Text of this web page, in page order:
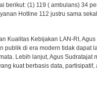
berikut: (1) 119 ( ambulans) 34
Hotline 112 justru sama
Kualitas Kebijakan LAN-RI,
publik di era modern tidak dapat
Lebih lanjut, Agus Sudratajat
kuat berbasis data,